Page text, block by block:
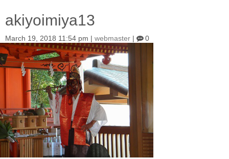
akiyoimiya13
March 19, 2018 11:54 pm | webmaster | 0